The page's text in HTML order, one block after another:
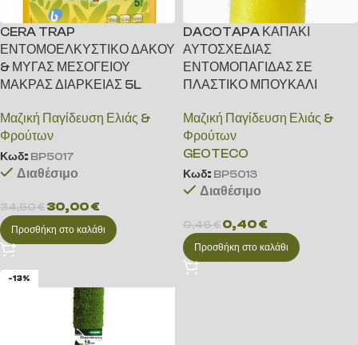
CERA TRAP
ΕΝΤΟΜΟΕΛΚΥΣΤΙΚΟ ΔΑΚΟΥ
& ΜΥΓΑΣ ΜΕΣΟΓΕΙΟΥ
ΜΑΚΡΑΣ ΔΙΑΡΚΕΙΑΣ 5L
Μαζική Παγίδευση Ελιάς &
Φρούτων
Κωδ: BP5017
Διαθέσιμο
34,50€30,00€
Προσθήκη στο καλάθι
DACOTAPA ΚΑΠΑΚΙ
ΑΥΤΟΣΧΕΔΙΑΣ
ΕΝΤΟΜΟΠΑΓΙΔΑΣ ΣΕ
ΠΛΑΣΤΙΚΟ ΜΠΟΥΚΑΛΙ
Μαζική Παγίδευση Ελιάς &
Φρούτων
GEOTECO
Κωδ: BP5013
Διαθέσιμο
0,46€0,40€
Προσθήκη στο καλάθι
-13%